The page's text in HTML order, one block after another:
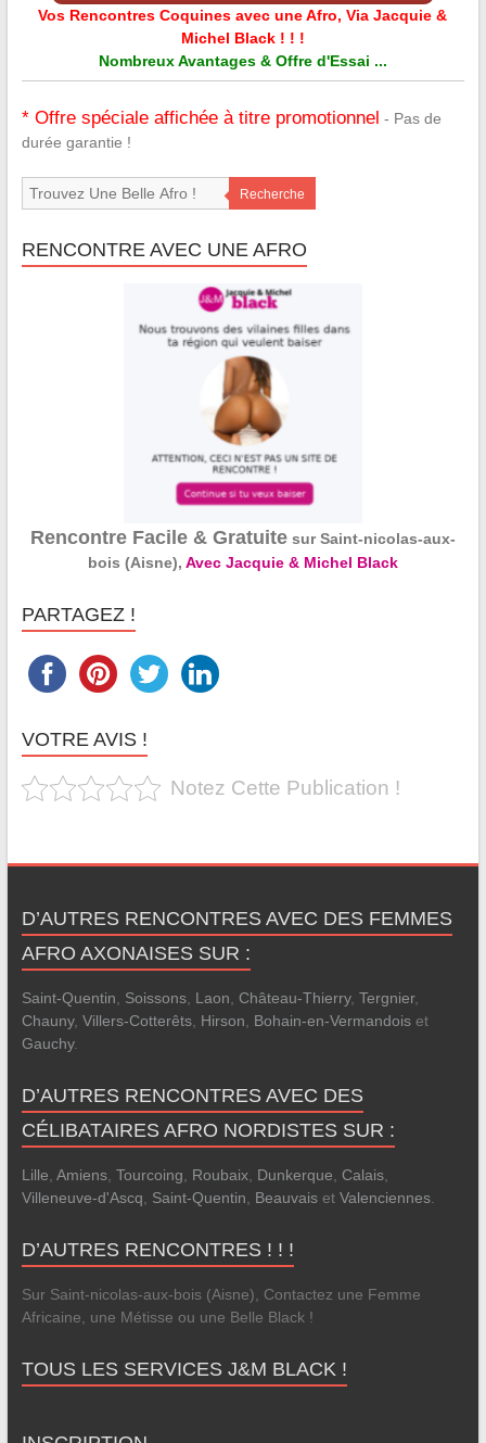
Vos Rencontres Coquines avec une Afro, Via Jacquie &
Michel Black ! ! !
Nombreux Avantages & Offre d'Essai ...
* Offre spéciale affichée à titre promotionnel - Pas de
durée garantie !
Recherche
RENCONTRE AVEC UNE AFRO
Rencontre Facile & Gratuitesur Saint-nicolas-aux-
bois (Aisne), Avec Jacquie & Michel Black
PARTAGEZ !
VOTRE AVIS !
Notez Cette Publication !
D’AUTRES RENCONTRES AVEC DES FEMMES
AFRO AXONAISES SUR :
Saint-Quentin Soissons, Laon Château-Thierry, Tergnier,
Chauny, Villers-Cotterêts, Hirson Bohain-en-Vermandoiset
Gauchy.
D’AUTRES RENCONTRES AVEC DES
CÉLIBATAIRES AFRO NORDISTES SUR :
Lille Amiens, Tourcoing Roubaix, Dunkerque Calais,
Villeneuve-d'Ascq
Saint-Quentin Beauvaiset Valenciennes.
D’AUTRES RENCONTRES ! ! !
Sur Saint-nicolas-aux-bois (Aisne), Contactez une Femme
Africaine, une Métisse ou une Belle Black !
TOUS LES SERVICES J&M BLACK !